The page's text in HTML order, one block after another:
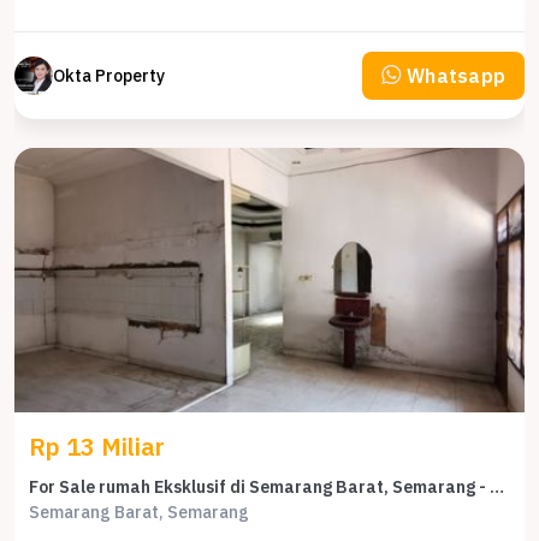
Okta Property Whatsapp
Rp 13 Miliar
For Sale rumah Eksklusif di Semarang Barat, Semarang - LT 580m²
Semarang Barat, Semarang